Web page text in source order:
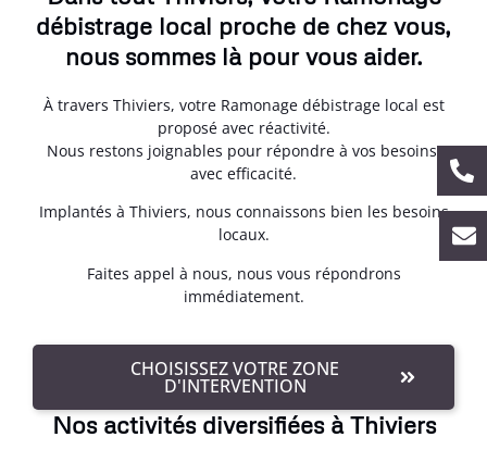
débistrage local proche de chez vous,
nous sommes là pour vous aider.
À travers Thiviers, votre Ramonage débistrage local est
proposé avec réactivité.
Nous restons joignables pour répondre à vos besoins,
avec efficacité.
Implantés à Thiviers, nous connaissons bien les besoins
locaux.
Faites appel à nous, nous vous répondrons
immédiatement.
CHOISISSEZ VOTRE ZONE
D'INTERVENTION
Nos activités diversifiées à Thiviers